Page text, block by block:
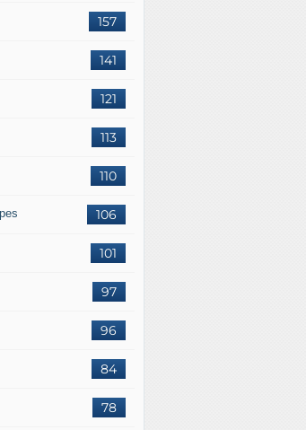
157
141
121
113
110
106
101
97
96
84
78